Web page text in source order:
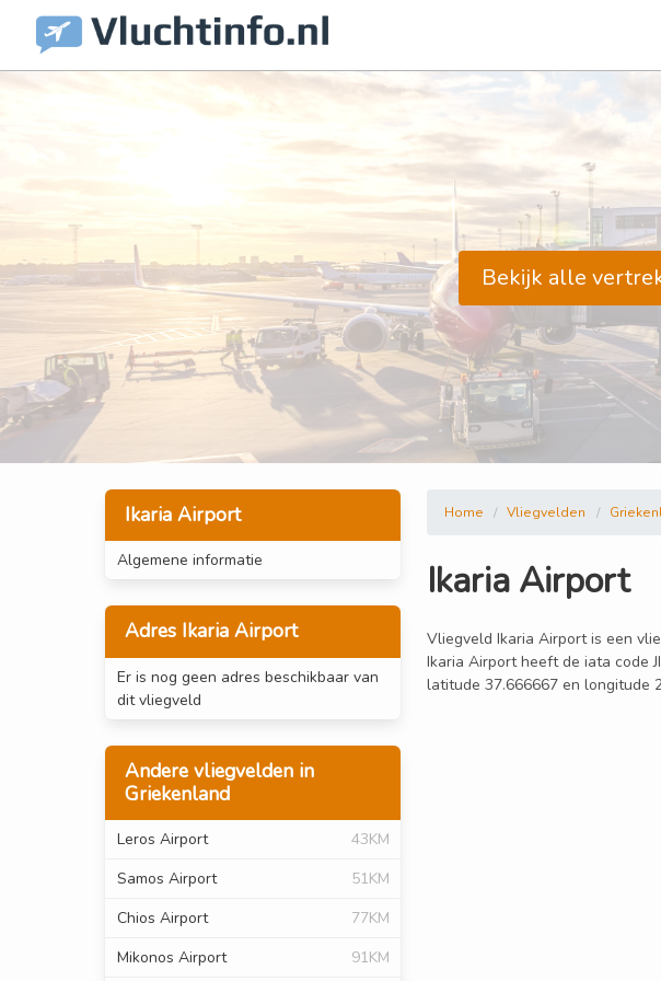
Bekijk alle
Ikaria Airport
Algemene informatie
Adres Ikaria Airport
Er is nog geen adres beschikbaar van
dit vliegveld
Andere vliegvelden in
Griekenland
Leros Airport
43KM
Samos Airport
51KM
Chios Airport
77KM
Mikonos Airport
91KM
Home Vliegvelden
Ikaria Airport
Vliegveld Ikaria Airport is een
Ikaria Airport heeft de iata code
latitude 37.666667 en longitude